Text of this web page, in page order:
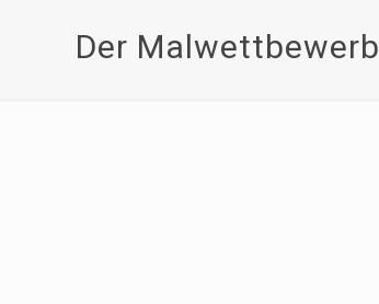
Der Malwettbewerb